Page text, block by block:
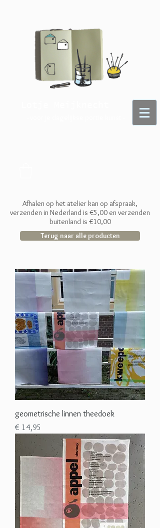
Afhalen op het atelier kan op afspraak,
verzenden in Nederland is €5,00 en verzenden
buitenland is €10,00
Terug naar alle producten
geometrische linnen theedoek
Prijs
€ 14,95